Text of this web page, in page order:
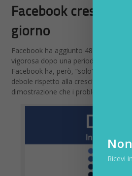
Facebook cresce
giorno
Facebook ha aggiunto 48 milioni di
vigorosa dopo una periodo più
Facebook ha, però, “solo” aggiunto
debole rispetto alla crescita del
dimostrazione che i problemi di
Ricevi